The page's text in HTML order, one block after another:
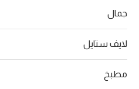
جمال
لايف ستايل
مطبخ